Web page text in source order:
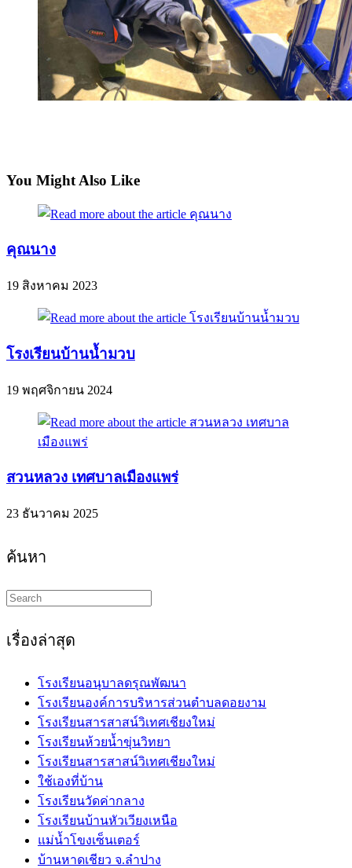
You Might Also Like
คุณนาง
19 สิงหาคม 2023
โรงเรียนบ้านน้ำมวบ
19 พฤศจิกายน 2024
สวนหลวง เทศบาลเมืองแพร่
23 ธันวาคม 2025
ค้นหา
Search
this
เรื่องล่าสุด
โรงเรียนอนุบาลดรุณพัฒนา
โรงเรียนองค์การบริหารส่วนตำบลดอยงาม
โรงเรียนสารสาสน์วิเทศเชียงใหม่
โรงเรียนห้วยน้ำขุ่นวิทยา
โรงเรียนสารสาสน์วิเทศเชียงใหม่
ใช้เองที่บ้าน
โรงเรียนวัดค่ากลาง
โรงเรียนบ้านหัวเวียงเหนือ
แม่น้ำโขงเซ็นเตอร์
บ้านหาดเชียว จ.ลำปาง